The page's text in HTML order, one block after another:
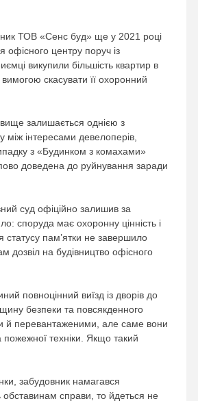
ТОВ «Сенс буд» ще у 2021 році
офісного центру поруч із
викупили більшість квартир в
скасувати її охоронний
залишається однією з
між інтересами девелоперів,
з «Будинком з комахами»
доведена до руйнування заради
суд офіційно залишив за
споруда має охоронну цінність і
пам’ятки не завершило
дозвіл на будівництво офісного
повноцінний виїзд із дворів до
безпеки та повсякденного
й перевантаженими, але саме вони
техніки. Якщо такий
забудовник намагався
обставинам справи, то йдеться не